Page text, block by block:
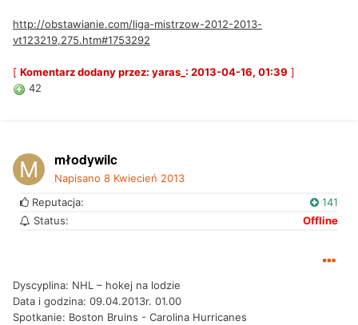
http://obstawianie.com/liga-mistrzow-2012-2013-
vt123219,275.htm#1753292
[ Komentarz dodany przez: yaras_: 2013-04-16, 01:39 ]
42
młodywilc
Napisano 8 Kwiecień 2013
Reputacja:
141
Status:
Offline
Dyscyplina: NHL – hokej na lodzie
Data i godzina: 09.04.2013r. 01.00
Spotkanie: Boston Bruins - Carolina Hurricanes